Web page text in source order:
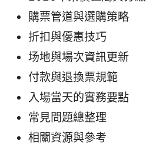
購票管道與選購策略
折扣與優惠技巧
场地與場次資訊更新
付款與退換票規範
入場當天的實務要點
常見問題總整理
相關資源與參考